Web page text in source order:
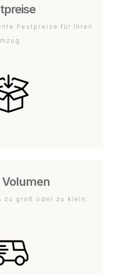
Festpreise für Ihren
zu groß oder zu klein.